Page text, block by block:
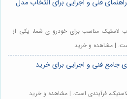
فنی و اجرایی برای انتخاب مدل
لاستیک مناسب برای خودرو ی شما، یکی از
| مشاهده و خرید
جامع فنی و اجرایی برای خرید
فرآیندی است. | مشاهده و خرید